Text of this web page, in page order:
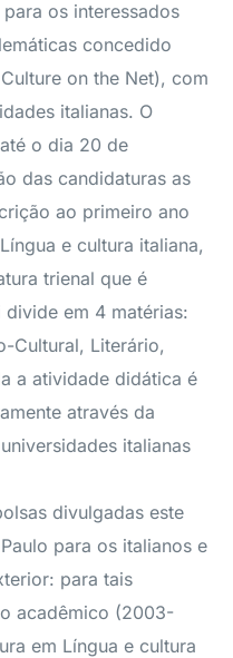
os interessados
concedido
on the Net), com
italianas. O
o dia 20 de
das candidaturas as
ao primeiro ano
e cultura italiana,
trienal que é
em 4 matérias:
Cultural, Literário,
a atividade didática é
através da
italianas
divulgadas este
para os italianos e
para tais
acadêmico (2003-
em Língua e cultura